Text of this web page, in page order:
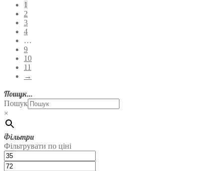
1
2
3
4
…
9
10
11
→
Пошук…
Пошук
×
Фільтри
Фільтрувати по ціні